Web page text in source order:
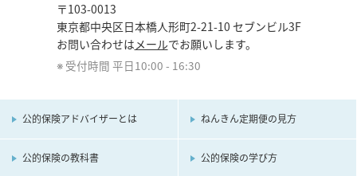
〒103-0013
東京都中央区日本橋人形町2-21-10 セブンビル3F
お問い合わせはメールでお願いします。
受付時間 平日10:00 - 16:30
公的保険アドバイザーとは ねんきん定期便の見方
公的保険の教科書 公的保険の学び方